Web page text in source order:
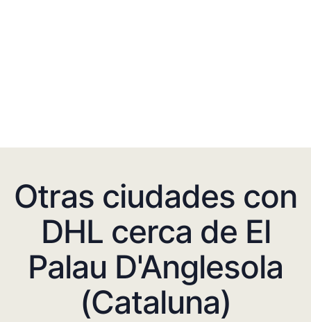
Otras ciudades con
DHL cerca de El
Palau D'Anglesola
(Cataluna)